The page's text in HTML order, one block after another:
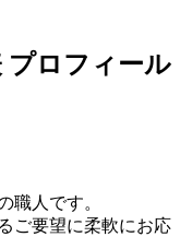
プロフィール
職人です。
ご要望に柔軟にお応